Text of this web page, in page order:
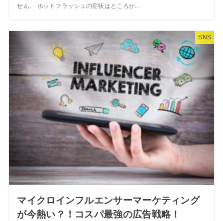
せん。 ホットフラッシュの症状はところか...
SNS
マイクロインフルエンサーマーケティング
が今熱い？！コスパ最強の広告戦略！